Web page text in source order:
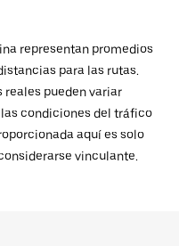
representan promedios
para las rutas.
reales pueden variar
condiciones del tráfico
aquí es solo
vinculante.